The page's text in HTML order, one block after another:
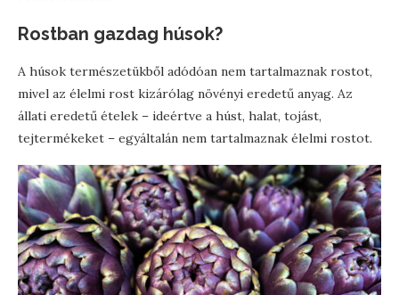
Rostban gazdag húsok?
A húsok természetükből adódóan nem tartalmaznak rostot,
mivel az élelmi rost kizárólag növényi eredetű anyag. Az
állati eredetű ételek – ideértve a húst, halat, tojást,
tejtermékeket – egyáltalán nem tartalmaznak élelmi rostot.